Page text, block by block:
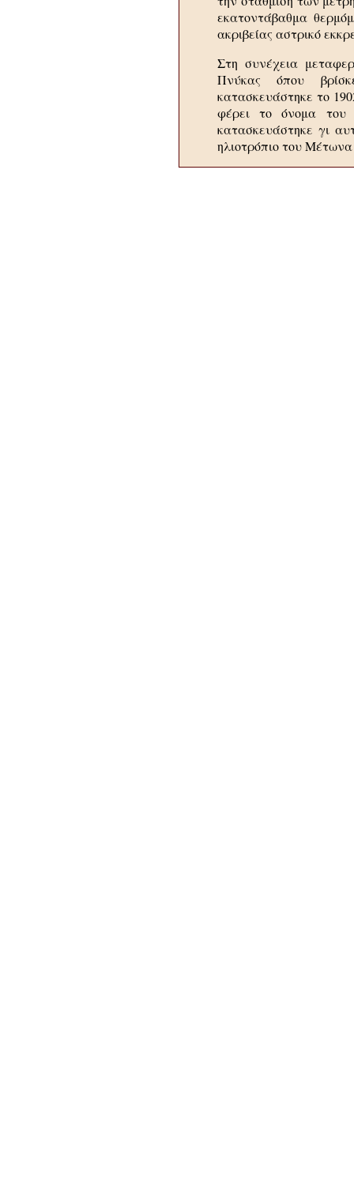
εκατοντάβαθμα
ακριβείας αστρικό
Στη συνέχεια
Πνύκας όπου
κατασκευάστηκε το
φέρει το όνομα του
κατασκευάστηκε γι
ηλιοτρόπιο του